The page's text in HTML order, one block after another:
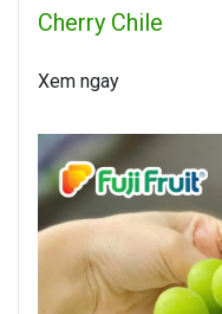
Cherry Chile
Xem ngay